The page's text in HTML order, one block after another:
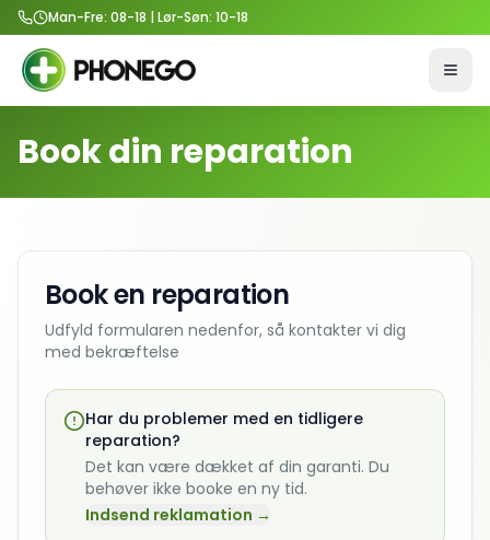
Man-Fre: 08-18 | Lør-Søn: 10-18
Åbn
Book din reparation
Book en reparation
Udfyld formularen nedenfor, så kontakter vi dig
med bekræftelse
Har du problemer med en tidligere
reparation?
Det kan være dækket af din garanti. Du
behøver ikke booke en ny tid.
Indsend reklamation →